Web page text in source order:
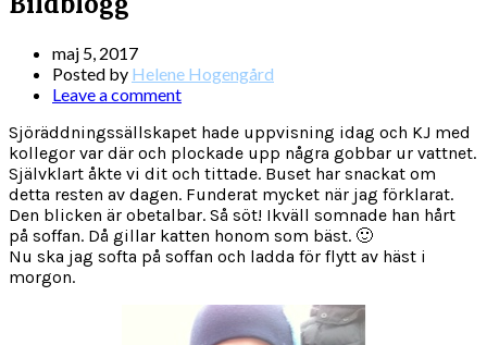
maj 5, 2017
Posted by Helene Hogengård
Leave a comment
Sjöräddningssällskapet hade uppvisning idag och KJ med
kollegor var där och plockade upp några gobbar ur vattnet.
Självklart åkte vi dit och tittade. Buset har snackat om
detta resten av dagen. Funderat mycket när jag förklarat.
Den blicken är obetalbar. Så söt! Ikväll somnade han hårt
på soffan. Då gillar katten honom som bäst. 🙂
Nu ska jag softa på soffan och ladda för flytt av häst i
morgon.